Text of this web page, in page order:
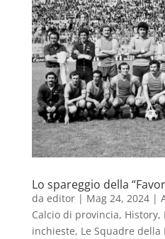
Lo spareggio della
da editor| Mag 24, 2024|
Calcio di provincia, History,
inchieste, Le Squadre della